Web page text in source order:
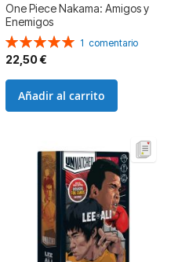
One Piece Nakama: Amigos y
Enemigos
Valoración:
100%
1 comentario
22,50 €
Añadir al carrito